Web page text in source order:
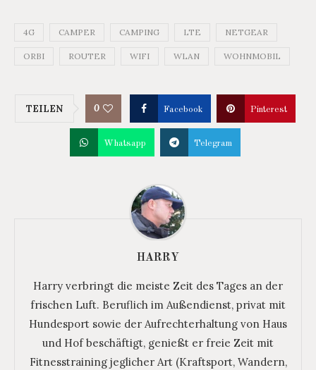
4G CAMPER CAMPING LTE NETGEAR
ORBI ROUTER WIFI WLAN WOHNMOBIL
TEILEN 0 Facebook Pinterest
Whatsapp Telegram
HARRY
Harry verbringt die meiste Zeit des Tages an der
frischen Luft. Beruflich im Außendienst, privat mit
Hundesport sowie der Aufrechterhaltung von Haus
und Hof beschäftigt, genießt er freie Zeit mit
Fitnesstraining jeglicher Art (Kraftsport, Wandern,